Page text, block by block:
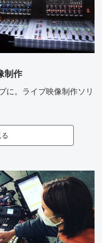
制作
に。ライブ映像制作ソリ